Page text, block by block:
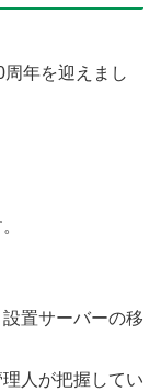
年を迎えまし
置サーバーの移
人が把握してい